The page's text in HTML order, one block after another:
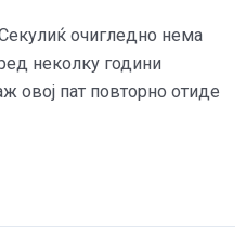
очигледно нема
неколку години
овој пат повторно отиде